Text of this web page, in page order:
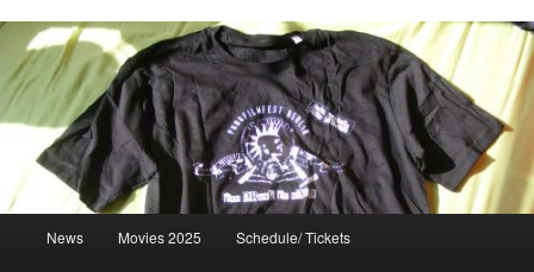
News Movies 2025 Schedule/ Tickets